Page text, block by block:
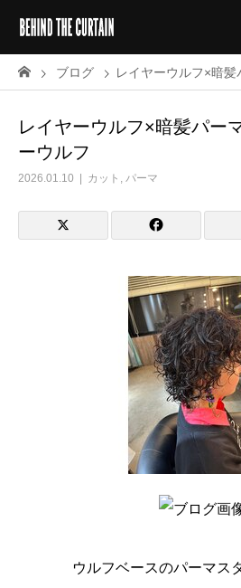
ブログ レイヤーウルフ×暗髪パ
レイヤーウルフ×暗髪パー
ーウルフ
2026.01.10 カット , パーマ
ウルフベースのパーマス